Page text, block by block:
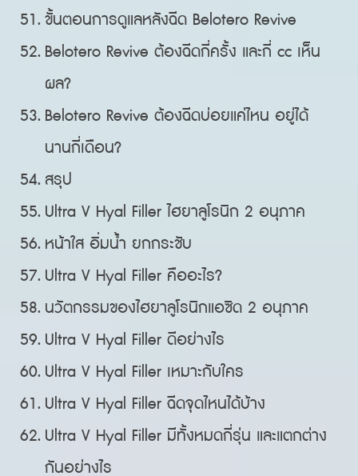
ขั้นตอนการดูแลหลังฉีด Belotero Revive
Belotero Revive ต้องฉีดกี่ครั้ง และกี่ cc เห็น
ผล?
Belotero Revive ต้องฉีดบ่อยแค่ไหน อยู่ได้
นานกี่เดือน?
สรุป
Ultra V Hyal Filler ไฮยาลูโรนิก 2 อนุภาค
หน้าใส อิ่มน้ำ ยกกระชับ
Ultra V Hyal Filler คืออะไร?
นวัตกรรมของไฮยาลูโรนิกแอซิด 2 อนุภาค
Ultra V Hyal Filler ดีอย่างไร
Ultra V Hyal Filler เหมาะกับใคร
Ultra V Hyal Filler ฉีดจุดไหนได้บ้าง
Ultra V Hyal Filler มีทั้งหมดกี่รุ่น และแตกต่าง
กันอย่างไร